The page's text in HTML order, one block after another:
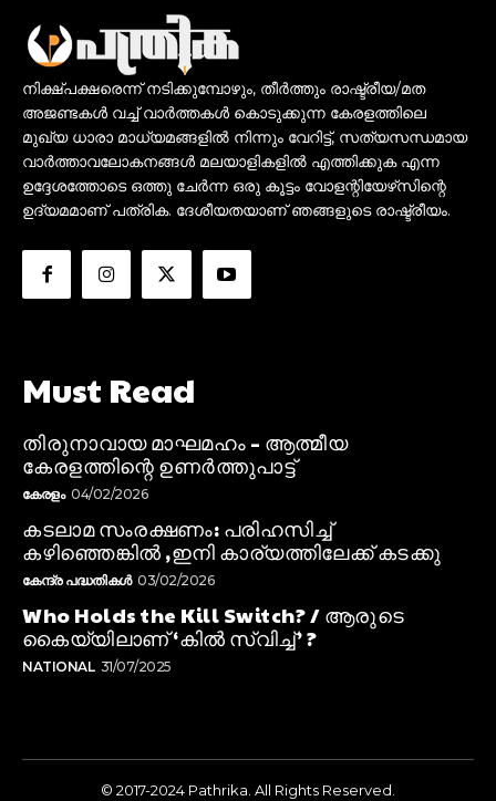
നിക്ഷ്പക്ഷരെന്ന് നടിക്കുമ്പോഴും, തീർത്തും രാഷ്ട്രീയ/മത
അജണ്ടകൾ വച്ച് വാർത്തകൾ കൊടുക്കുന്ന കേരളത്തിലെ
മുഖ്യ ധാരാ മാധ്യമങ്ങളിൽ നിന്നും വേറിട്ട്, സത്യസന്ധമായ
വാർത്താവലോകനങ്ങൾ മലയാളികളിൽ എത്തിക്കുക എന്ന
ഉദ്ദേശത്തോടെ ഒത്തു ചേർന്ന ഒരു കൂട്ടം വോളന്റിയേഴ്‌സിന്റെ
ഉദ്യമമാണ് പത്രിക. ദേശീയതയാണ് ഞങ്ങളുടെ രാഷ്ട്രീയം.
Must Read
തിരുനാവായ മാഘമഹം – ആത്മീയ
കേരളത്തിന്റെ ഉണർത്തുപാട്ട്
കേരളം 04/02/2026
കടലാമ സംരക്ഷണം: പരിഹസിച്ച്
കഴിഞ്ഞെങ്കിൽ ,ഇനി കാര്യത്തിലേക്ക് കടക്കു
കേന്ദ്ര പദ്ധതികൾ 03/02/2026
Who Holds the Kill Switch? / ആരുടെ
കൈയ്യിലാണ് ‘കിൽ സ്വിച്ച്’ ?
NATIONAL 31/07/2025
© 2017-2024 Pathrika. All Rights Reserved.